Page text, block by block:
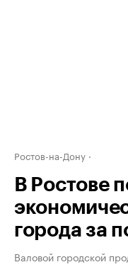
Ростов-на-Дону
В Ростове
города за
Валовой городской